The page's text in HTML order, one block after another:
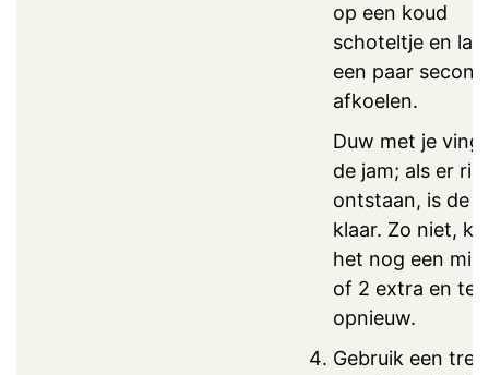
op een koud
schoteltje en
een paar
afkoelen.
Duw met je
de jam; als er
ontstaan, is de
klaar. Zo niet,
het nog een
of 2 extra en
opnieuw.
Gebruik een